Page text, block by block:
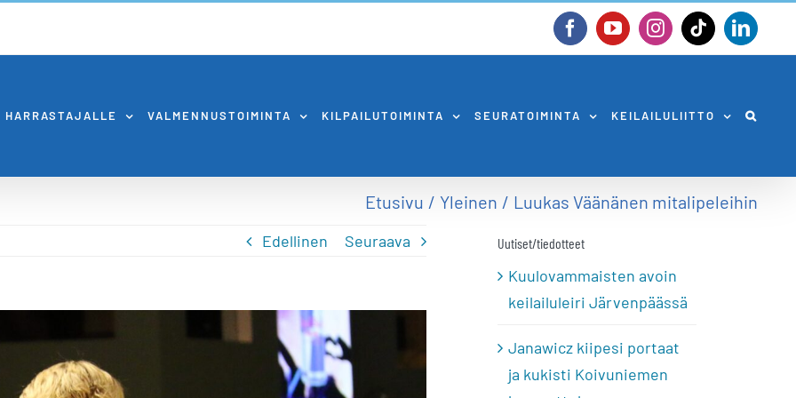
FacebookYouTubeInstagram
Tiktok
HARRASTAJALLE VALMENNUSTOIMINTA KILPAILUTOIMINTA SEURATOIMINTA KEILAILULIITTO
Etusivu Yleinen Luukas Väänänen mitalipeleihin
Edellinen Seuraava Uutiset/tiedotteet
Kuulovammaisten avoin
keilailuleiri Järvenpäässä
Janawicz kiipesi portaat
ja kukisti Koivuniemen